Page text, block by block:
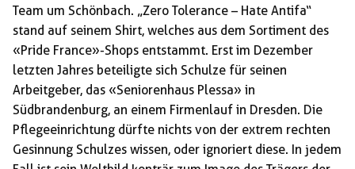
Team um Schönbach. „Zero Tolerance – Hate Antifa“
stand auf seinem Shirt, welches aus dem Sortiment des
«Pride France»-Shops entstammt. Erst im Dezember
letzten Jahres beteiligte sich Schulze für seinen
Arbeitgeber, das «Seniorenhaus Plessa» in
Südbrandenburg, an einem Firmenlauf in Dresden. Die
Pflegeeinrichtung dürfte nichts von der extrem rechten
Gesinnung Schulzes wissen, oder ignoriert diese. In jedem